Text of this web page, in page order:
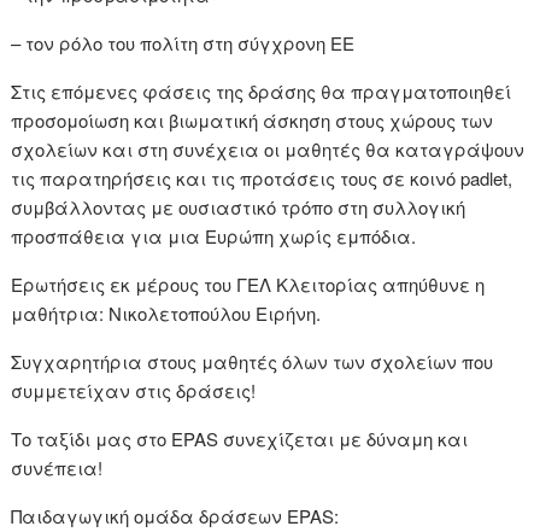
– τον ρόλο του πολίτη στη σύγχρονη ΕΕ
Στις επόμενες φάσεις της δράσης θα πραγματοποιηθεί
προσομοίωση και βιωματική άσκηση στους χώρους των
σχολείων και στη συνέχεια οι μαθητές θα καταγράψουν
τις παρατηρήσεις και τις προτάσεις τους σε κοινό padlet,
συμβάλλοντας με ουσιαστικό τρόπο στη συλλογική
προσπάθεια για μια Ευρώπη χωρίς εμπόδια.
Ερωτήσεις εκ μέρους του ΓΕΛ Κλειτορίας απηύθυνε η
μαθήτρια: Νικολετοπούλου Ειρήνη.
Συγχαρητήρια στους μαθητές όλων των σχολείων που
συμμετείχαν στις δράσεις!
Το ταξίδι μας στο EPAS συνεχίζεται με δύναμη και
συνέπεια!
Παιδαγωγική ομάδα δράσεων EPAS: